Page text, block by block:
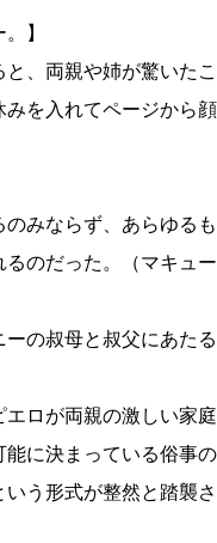
】
、両親や姉が驚い
を入れてページか
みならず、あらゆ
のだった。（マキュー
の叔母と叔父にあた
ロが両親の激しい
に決まっている俗
形式が整然と踏襲